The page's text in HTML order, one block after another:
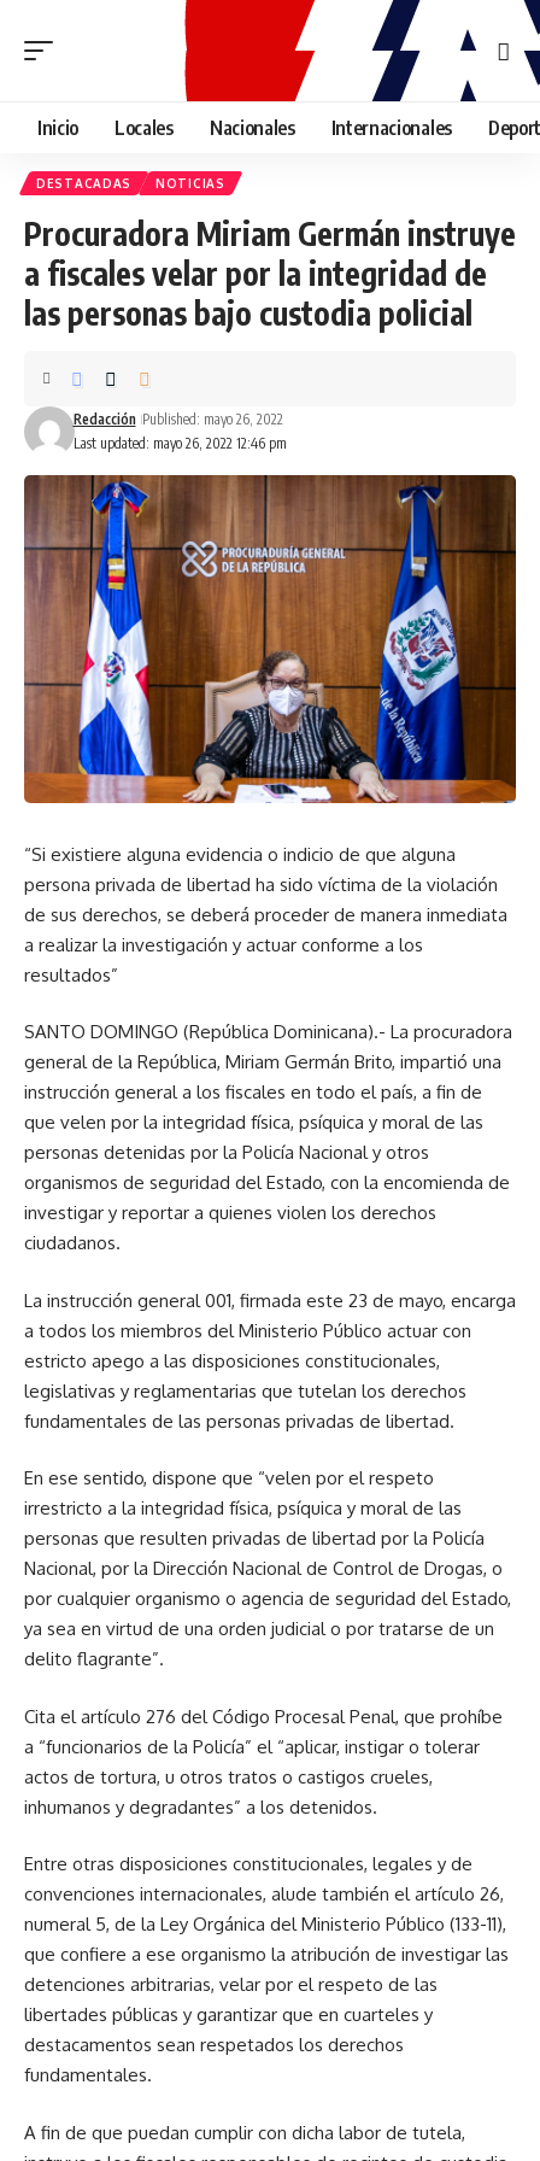
Inicio Locales Nacionales Internacionales
DESTACADAS NOTICIAS
Procuradora Miriam Germán instruye
a fiscales velar por la integridad de
las personas bajo custodia policial
Last updated: mayo 26, 2022 12:46 pm
Redacción Published: mayo 26, 2022
“Si existiere alguna evidencia o indicio de que alguna
persona privada de libertad ha sido víctima de la violación
de sus derechos, se deberá proceder de manera inmediata
a realizar la investigación y actuar conforme a los
resultados”
SANTO DOMINGO (República Dominicana).- La procuradora
general de la República, Miriam Germán Brito, impartió una
instrucción general a los fiscales en todo el país, a fin de
que velen por la integridad física, psíquica y moral de las
personas detenidas por la Policía Nacional y otros
organismos de seguridad del Estado, con la encomienda de
investigar y reportar a quienes violen los derechos
ciudadanos.
La instrucción general 001, firmada este 23 de mayo, encarga
a todos los miembros del Ministerio Público actuar con
estricto apego a las disposiciones constitucionales,
legislativas y reglamentarias que tutelan los derechos
fundamentales de las personas privadas de libertad.
En ese sentido, dispone que “velen por el respeto
irrestricto a la integridad física, psíquica y moral de las
personas que resulten privadas de libertad por la Policía
Nacional, por la Dirección Nacional de Control de Drogas, o
por cualquier organismo o agencia de seguridad del Estado,
ya sea en virtud de una orden judicial o por tratarse de un
delito flagrante”.
Cita el artículo 276 del Código Procesal Penal, que prohíbe
a “funcionarios de la Policía” el “aplicar, instigar o tolerar
actos de tortura, u otros tratos o castigos crueles,
inhumanos y degradantes” a los detenidos.
Entre otras disposiciones constitucionales, legales y de
convenciones internacionales, alude también el artículo 26,
numeral 5, de la Ley Orgánica del Ministerio Público (133-11),
que confiere a ese organismo la atribución de investigar las
detenciones arbitrarias, velar por el respeto de las
libertades públicas y garantizar que en cuarteles y
destacamentos sean respetados los derechos
fundamentales.
A fin de que puedan cumplir con dicha labor de tutela,